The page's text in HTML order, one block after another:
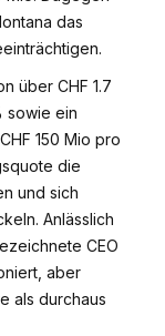
das
über CHF 1.7
sowie ein
150 Mio pro
die
und sich
Anlässlich
CEO
aber
als durchaus